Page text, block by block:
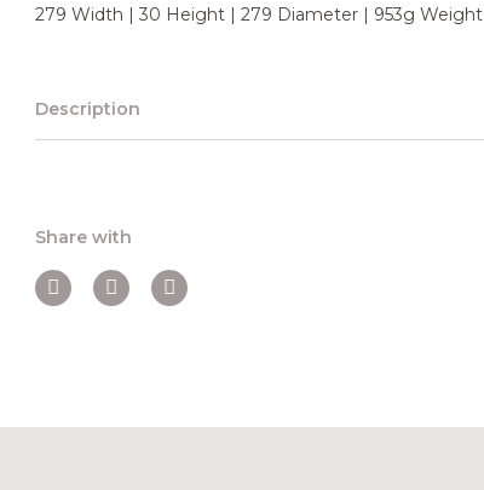
279 Width | 30 Height | 279 Diameter | 953g Weight
Description
Share with